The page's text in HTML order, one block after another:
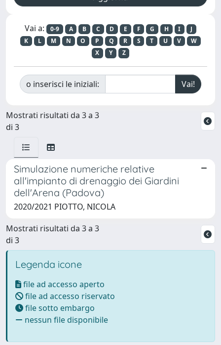
Vai a: 0-9 A B C D E F G H I
J
K
L M N O P Q R S T U V
W
X
Y Z
o inserisci le iniziali:
Mostrati risultati da 3 a 3
di 3
Simulazione numeriche relative
all'impianto di drenaggio dei Giardini
dell'Arena (Padova)
2020/2021 PIOTTO, NICOLA
Mostrati risultati da 3 a 3
di 3
Legenda icone
file ad accesso aperto
file ad accesso riservato
file sotto embargo
nessun file disponibile